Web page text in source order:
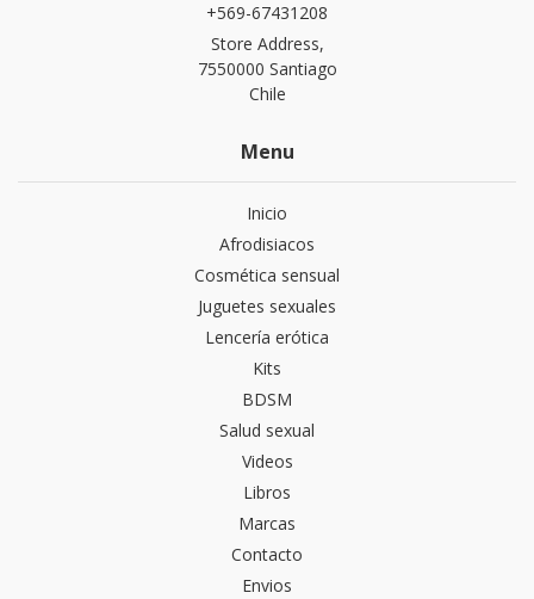
+569-67431208
Store Address,
7550000 Santiago
Chile
Menu
Inicio
Afrodisiacos
Cosmética sensual
Juguetes sexuales
Lencería erótica
Kits
BDSM
Salud sexual
Videos
Libros
Marcas
Contacto
Envios